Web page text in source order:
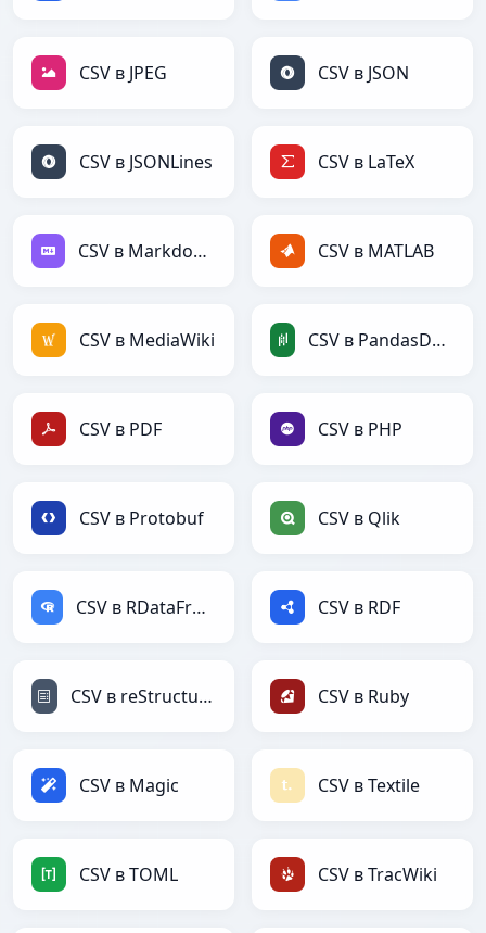
CSV в JPEG CSV в JSON
CSV в JSONLines CSV в LaTeX
CSV в Markdown CSV в MATLAB
CSV в MediaWiki CSV в PandasDataFrame
CSV в PDF CSV в PHP
CSV в Protobuf CSV в Qlik
CSV в RDataFrame CSV в RDF
CSV в reStructuredText CSV в Ruby
CSV в Magic CSV в Textile
CSV в TOML CSV в TracWiki